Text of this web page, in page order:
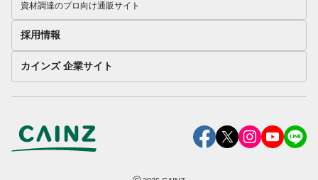
資材調達のプロ向け通販サイト
採用情報
カインズ 企業サイト